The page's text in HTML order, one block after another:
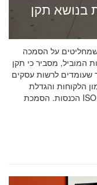
בנושא תקן
לפני שמחליטים על הסמכה
המוביל, מסביר כי תקן
שעומדים לרשות עסקים
הלקוחות והגדלת
הכנסות. הסמכת ISO 9001 מוכיחה ללקוחות, לשותפים ולמשקיעים